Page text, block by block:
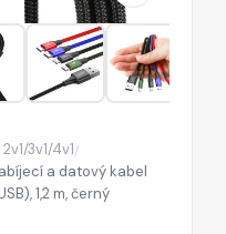
microUSB),
3v1/4v1/
a datový kabel
1,2 m, černý